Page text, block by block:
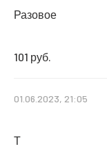
Разовое
101 руб.
01.06.2023, 21:05
Т